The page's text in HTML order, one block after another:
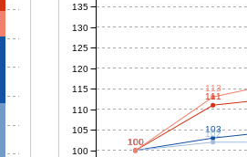
100
103
100
102
100
111
100
113
100
105
110
115
120
125
130
135